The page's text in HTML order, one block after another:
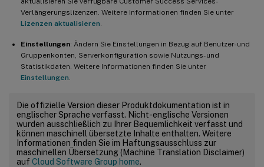
Verlängerungslizenzen. Weitere Informationen finden Sie unter
Lizenzen aktualisieren.
Einstellungen: Ändern Sie Einstellungen in Bezug auf Benutzer- und
Gruppenkonten, Serverkonfiguration sowie Nutzungs- und
Statistikdaten. Weitere Informationen finden Sie unter
Einstellungen.
Die offizielle Version dieser Produktdokumentation ist in
englischer Sprache verfasst. Nicht-englische Versionen
wurden ausschließlich zu Ihrer Bequemlichkeit verfasst und
können maschinell übersetzte Inhalte enthalten. Weitere
Informationen finden Sie im Haftungsausschluss zur
maschinellen Übersetzung (Machine Translation Disclaimer)
auf Cloud Software Group home.